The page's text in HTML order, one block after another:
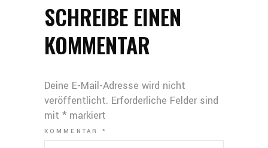
SCHREIBE EINEN
KOMMENTAR
Deine E-Mail-Adresse wird nicht
veröffentlicht. Erforderliche Felder sind
mit * markiert
KOMMENTAR*